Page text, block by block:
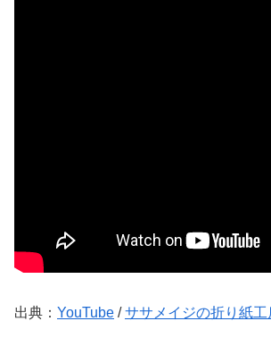
出典： YouTube /ササメイジの折り紙工